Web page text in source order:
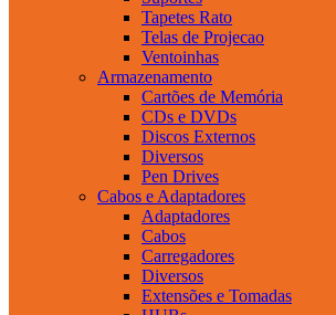
Tapetes Rato
Telas de Projecao
Ventoinhas
Armazenamento
Cartões de Memória
CDs e DVDs
Discos Externos
Diversos
Pen Drives
Cabos e Adaptadores
Adaptadores
Cabos
Carregadores
Diversos
Extensões e Tomadas